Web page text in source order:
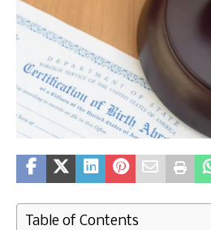
Table of Contents